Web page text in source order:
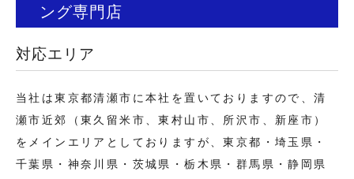
ング専門店
対応エリア
当社は東京都清瀬市に本社を置いておりますので、清
瀬市近郊（東久留米市、東村山市、所沢市、新座市）
をメインエリアとしておりますが、東京都・埼玉県・
千葉県・神奈川県・茨城県・栃木県・群馬県・静岡県